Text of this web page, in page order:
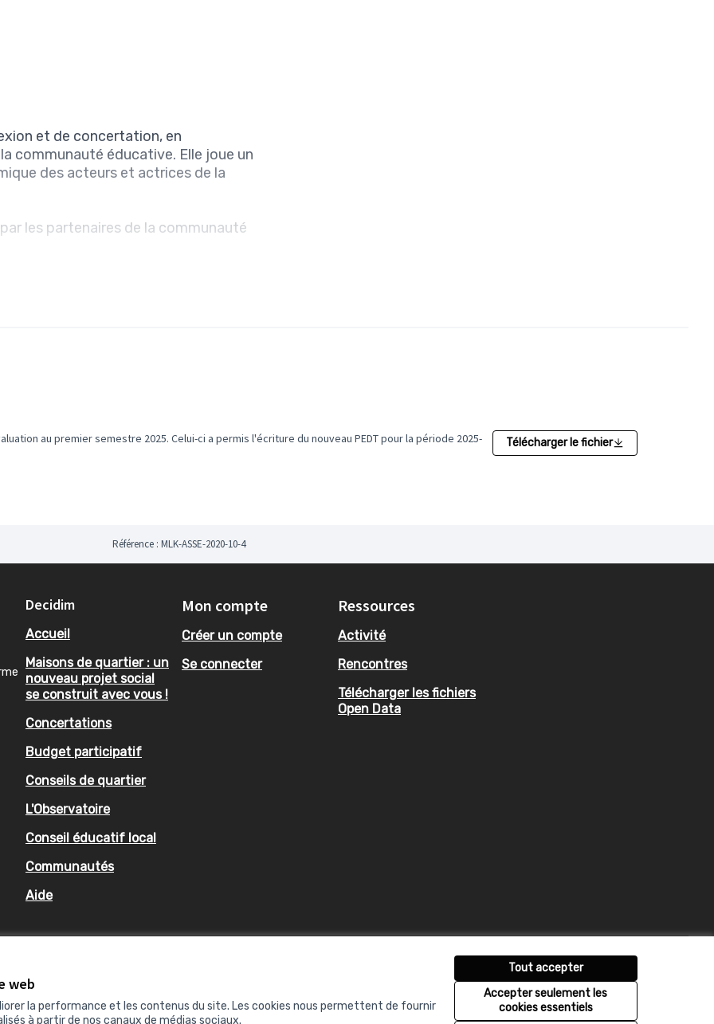
web
la performance et les contenus du site. Les cookies nous permettent de fournir
à partir de nos canaux de médias sociaux.
Tout accepter
Accepter seulement les
cookies essentiels
et de concertation, en
communauté éducative. Elle joue un
des acteurs et actrices de la
les partenaires de la communauté
à la citoyenneté une priorité
Plan Mercredi et en évaluer les
les différents acteurs et actrices de
au mieux les rythmes, les
Loucif _coordinatrice
et de l'adolescence
Académique ou ses
au premier semestre 2025. Celui-ci a permis l'écriture du nouveau PEDT pour la période 2025-
Télécharger le fichier
Référence : MLK-ASSE-2020-10-4
Decidim
Accueil
Maisons de quartier : un
nouveau projet social
se construit avec vous !
Concertations
Budget participatif
Conseils de quartier
L'Observatoire
Conseil éducatif local
Communautés
Aide
Mon compte
Créer un compte
Se connecter
Ressources
Activité
Rencontres
Télécharger les fichiers
Open Data